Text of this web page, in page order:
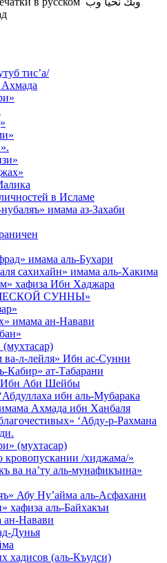
тис’а/
в Исламе
имама аз-Захаби
имама аль-Бухари
сахихайн» имама аль-Хакима
хафиза Ибн Хаджара
СУННЫ»
имама ан-Навави
ва-л-лейля» Ибн ас-Сунни
Кабир» ат-Табарани
Ибн Аби Шейбы
ибн аль-Мубарака
Ахмада ибн Ханбаля
‘Абду-р-Рахмана
(мухтасар)
кровопускании /хиджама/»
ва на’ту аль-мунафикъина»
Абу Ну’айма аль-Асфахани
хафиза аль-Байхакъи
ан-Навави
Дунья
хадисов (аль-Къудси)